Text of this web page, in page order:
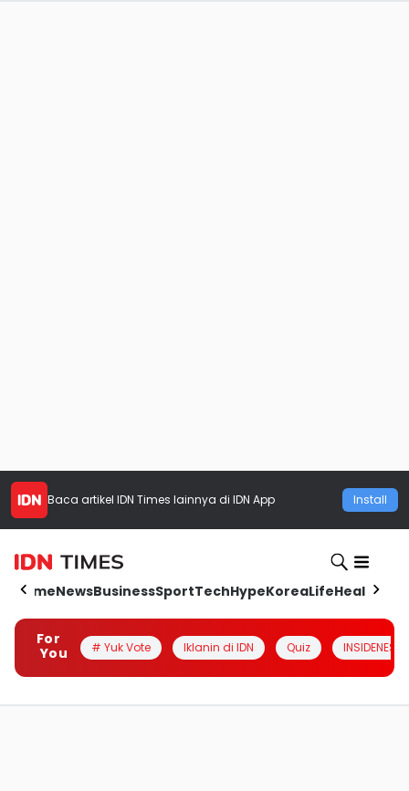
Baca artikel IDN Times lainnya di IDN App Install
HomeNewsBusinessSportTechHypeKoreaLifeHealth
For
You
# Yuk Vote Iklanin di IDN Quiz INSIDENESIA